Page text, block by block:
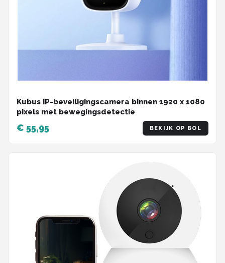
Kubus IP-beveiligingscamera binnen 1920 x 1080
pixels met bewegingsdetectie
€ 55,95 BEKIJK OP BOL